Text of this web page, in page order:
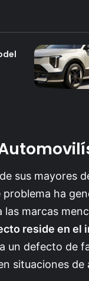
sus mayores
ha
marcas
reside en el
un defecto de
situaciones